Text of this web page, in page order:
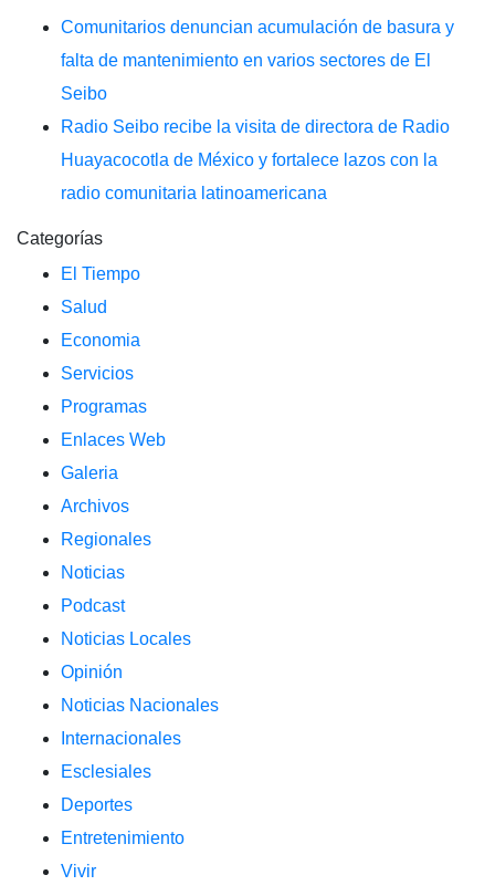
Comunitarios denuncian acumulación de basura y
falta de mantenimiento en varios sectores de El
Seibo
Radio Seibo recibe la visita de directora de Radio
Huayacocotla de México y fortalece lazos con la
radio comunitaria latinoamericana
Categorías
El Tiempo
Salud
Economia
Servicios
Programas
Enlaces Web
Galeria
Archivos
Regionales
Noticias
Podcast
Noticias Locales
Opinión
Noticias Nacionales
Internacionales
Esclesiales
Deportes
Entretenimiento
Vivir